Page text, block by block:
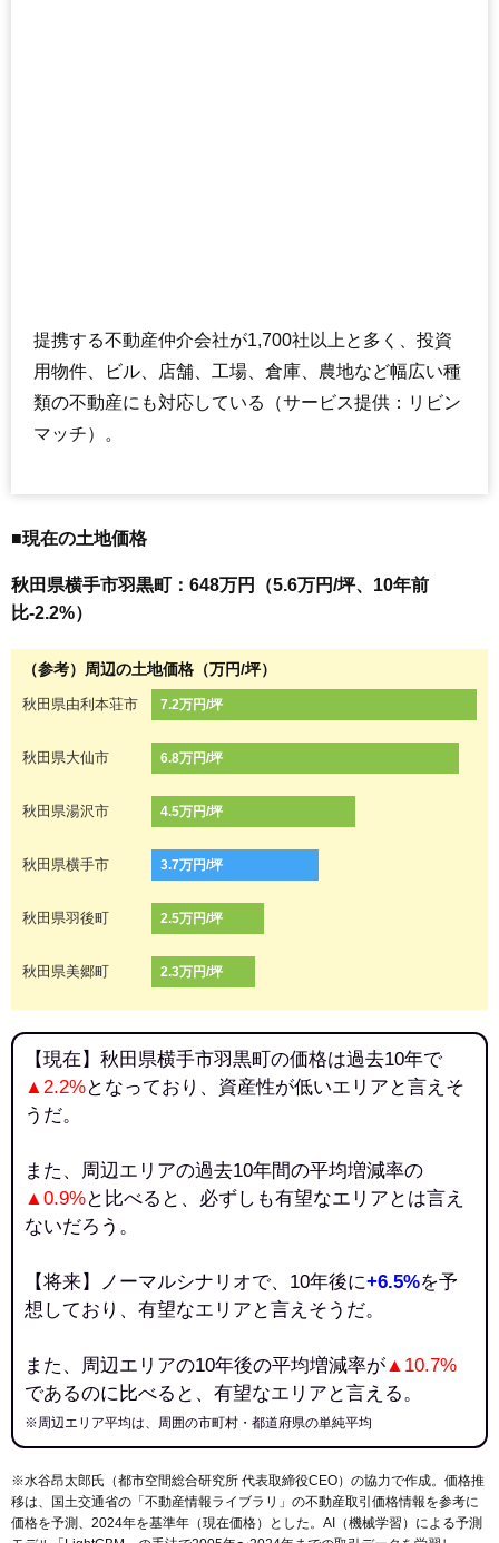
提携する不動産仲介会社が1,700社以上と多く、投資
用物件、ビル、店舗、工場、倉庫、農地など幅広い種
類の不動産にも対応している（サービス提供：リビン
マッチ）。
■現在の土地価格
秋田県横手市羽黒町：648万円（5.6万円/坪、10年前
比-2.2%）
（参考）周辺の土地価格（万円/坪）
秋田県由利本荘市 7.2万円/坪
秋田県大仙市 6.8万円/坪
秋田県湯沢市 4.5万円/坪
秋田県横手市 3.7万円/坪
秋田県羽後町 2.5万円/坪
秋田県美郷町 2.3万円/坪
【現在】秋田県横手市羽黒町の価格は過去10年で
▲2.2%となっており、資産性が低いエリアと言えそ
うだ。
また、周辺エリアの過去10年間の平均増減率の
▲0.9%と比べると、必ずしも有望なエリアとは言え
ないだろう。
【将来】ノーマルシナリオで、10年後に+6.5%を予
想しており、有望なエリアと言えそうだ。
また、周辺エリアの10年後の平均増減率が▲10.7%
であるのに比べると、有望なエリアと言える。
※周辺エリア平均は、周囲の市町村・都道府県の単純平均
※水谷昂太郎氏（都市空間総合研究所 代表取締役CEO）の協力で作成。価格推
移は、国土交通省の「 不動産情報ライブラリ 」の不動産取引価格情報を参考に
価格を予測、2024年を基準年（現在価格）とした。AI（機械学習）による予測